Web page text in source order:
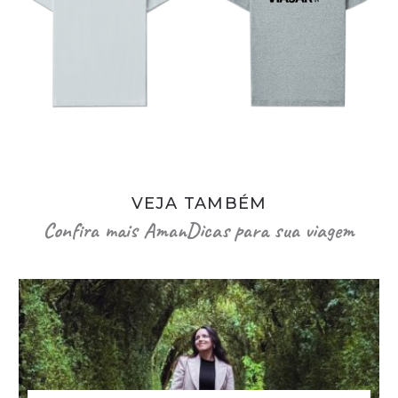
VEJA TAMBÉM
Confira mais AmanDicas para sua viagem